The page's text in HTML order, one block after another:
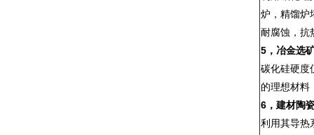
炉，精馏炉
耐腐蚀，抗
5， 冶金选
碳化硅硬度
的理想材料
6， 建材陶
利用其导热